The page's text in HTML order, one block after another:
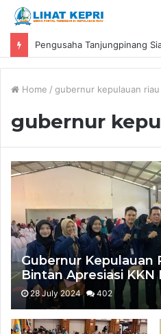
Home / gubernur kepulauan riau
gubernur
Gubernur Kepulauan
Bintan Apresiasi KKN
28 July 2024 402